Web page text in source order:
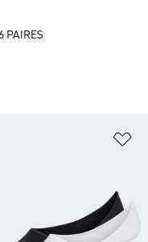
à la Liste de produits
PAIRES